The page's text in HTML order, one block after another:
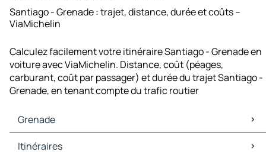
Santiago - Grenade : trajet, distance, durée et coûts –
ViaMichelin
Calculez facilement votre itinéraire Santiago - Grenade en
voiture avec ViaMichelin. Distance, coût (péages,
carburant, coût par passager) et durée du trajet Santiago -
Grenade, en tenant compte du trafic routier
Grenade
Grenade Cartes et plans
Itinéraires